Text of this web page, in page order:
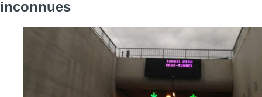
inconnues